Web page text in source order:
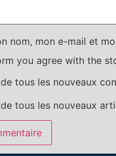
nom, mon e-mail et
you agree with the
tous les nouveaux
tous les nouveaux